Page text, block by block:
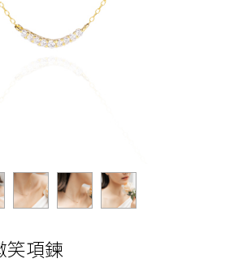
笑項鍊